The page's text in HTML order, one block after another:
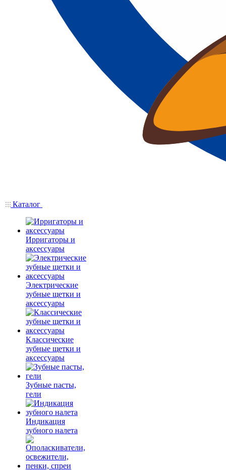
Каталог
Ирригаторы и
аксессуары
Электрические
зубные щетки и
аксессуары
Классические
зубные щетки и
аксессуары
Зубные пасты,
гели
Индикация
зубного налета